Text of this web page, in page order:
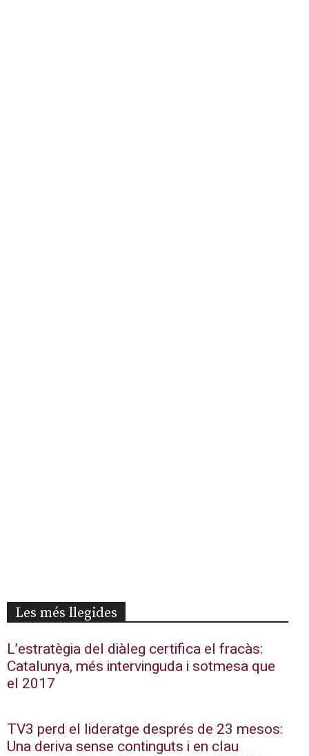
Les més llegides
L’estratègia del diàleg certifica el fracàs:
Catalunya, més intervinguda i sotmesa que
el 2017
TV3 perd el lideratge després de 23 mesos:
Una deriva sense continguts i en clau